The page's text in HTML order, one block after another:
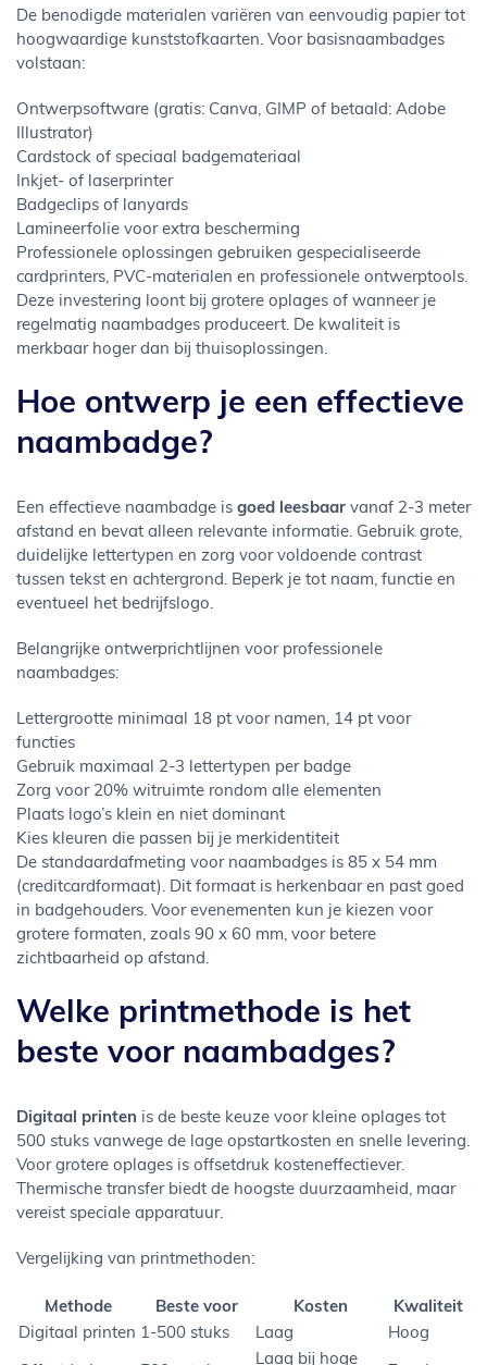
De benodigde materialen variëren van eenvoudig papier tot
hoogwaardige kunststofkaarten. Voor basisnaambadges
volstaan:
Ontwerpsoftware (gratis: Canva, GIMP of betaald: Adobe
Illustrator)
Cardstock of speciaal badgemateriaal
Inkjet- of laserprinter
Badgeclips of lanyards
Lamineerfolie voor extra bescherming
Professionele oplossingen gebruiken gespecialiseerde
cardprinters, PVC-materialen en professionele ontwerptools.
Deze investering loont bij grotere oplages of wanneer je
regelmatig naambadges produceert. De kwaliteit is
merkbaar hoger dan bij thuisoplossingen.
Hoe ontwerp je een effectieve
naambadge?
Een effectieve naambadge is goed leesbaar vanaf 2-3 meter
afstand en bevat alleen relevante informatie. Gebruik grote,
duidelijke lettertypen en zorg voor voldoende contrast
tussen tekst en achtergrond. Beperk je tot naam, functie en
eventueel het bedrijfslogo.
Belangrijke ontwerprichtlijnen voor professionele
naambadges:
Lettergrootte minimaal 18 pt voor namen, 14 pt voor
functies
Gebruik maximaal 2-3 lettertypen per badge
Zorg voor 20% witruimte rondom alle elementen
Plaats logo’s klein en niet dominant
Kies kleuren die passen bij je merkidentiteit
De standaardafmeting voor naambadges is 85 x 54 mm
(creditcardformaat). Dit formaat is herkenbaar en past goed
in badgehouders. Voor evenementen kun je kiezen voor
grotere formaten, zoals 90 x 60 mm, voor betere
zichtbaarheid op afstand.
Welke printmethode is het
beste voor naambadges?
Digitaal printen is de beste keuze voor kleine oplages tot
500 stuks vanwege de lage opstartkosten en snelle levering.
Voor grotere oplages is offsetdruk kosteneffectiever.
Thermische transfer biedt de hoogste duurzaamheid, maar
vereist speciale apparatuur.
Vergelijking van printmethoden:
Methode Beste voor Kosten
Kwaliteit
Digitaal printen 1-500 stuks Laag Hoog
Laag bij hoge